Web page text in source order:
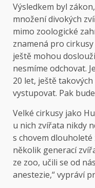
Výsledkem byl
množení divokých
mimo zoologické
znamená pro
ještě mohou
nesmíme odchovat.
20 let, ještě
vystupovat. Pak
Velké cirkusy jako
u nich zvířata nikdy
s chovem
několik generací
ze zoo, učili se od
anestezie,“ vypráví